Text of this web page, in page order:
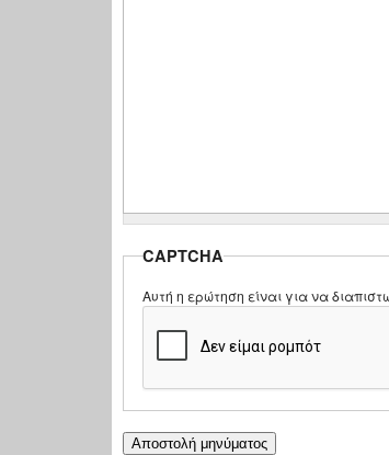
CAPTCHA
Αυτή η ερώτηση είναι για να